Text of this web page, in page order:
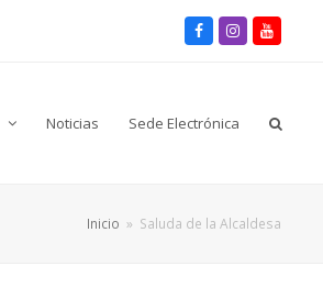
Facebook
Instagram
Youtube
Noticias Sede Electrónica
Inicio » Saluda de la Alcaldesa